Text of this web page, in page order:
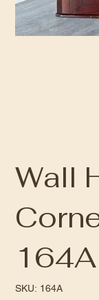
Wall
164A
SKU: SKU
164A
164A